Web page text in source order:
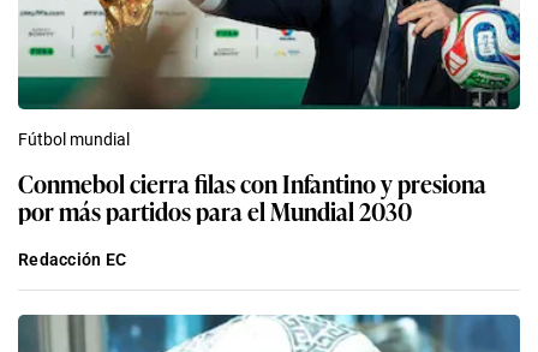
Fútbol mundial
Conmebol cierra filas con Infantino y presiona
por más partidos para el Mundial 2030
Redacción EC